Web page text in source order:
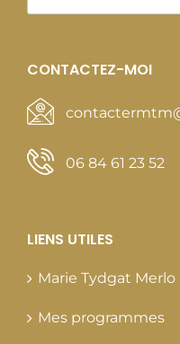
CONTACTEZ-MOI
06 84 61 23 52
LIENS UTILES
Marie Tydgat Merlo
Mes programmes